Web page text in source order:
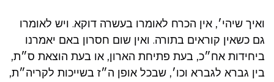
ואיך שיהי׳, אין הכרח לאומרו בעשרה דוקא. ויש לאומרו
גם כשאין קוראים בתורה. ואין שום חסרון באם יאמרנו
ביחידות אח״כ, בעת פתיחת הארון, או בעת הוצאת ס״ת,
בין גברא לגברא וכו׳, שבכל אופן ה״ז בשייכות לקריה״ת,